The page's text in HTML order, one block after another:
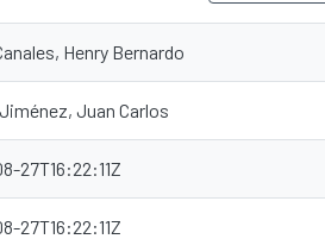
Henry Bernardo
Juan Carlos
27T16:22:11Z
27T16:22:11Z